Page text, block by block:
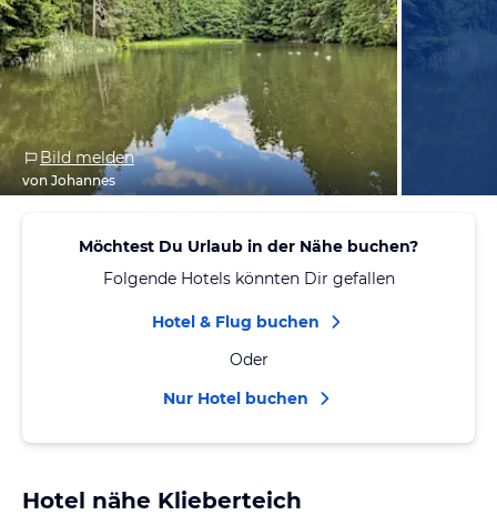
Bild melden
von Johannes
Möchtest Du Urlaub in der Nähe buchen?
Folgende Hotels könnten Dir gefallen
Hotel & Flug buchen
Oder
Nur Hotel buchen
Hotel nähe Klieberteich